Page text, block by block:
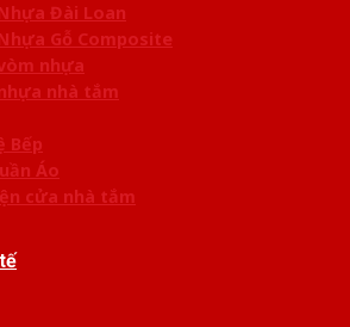
Đài Loan
Gỗ Composite
nhựa
nhà tắm
Bếp
Áo
cửa nhà tắm